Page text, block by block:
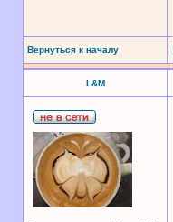
Вернуться к началу
L&M